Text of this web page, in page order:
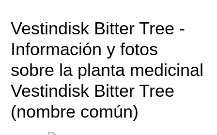
Vestindisk Bitter Tree -
Información y fotos
sobre la planta medicinal
Vestindisk Bitter Tree
(nombre común)